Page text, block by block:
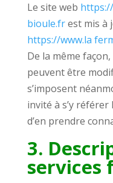
Le site web
bioule.frest mis à
https://www.la
De la même
peuvent être
s’imposent
invité à s’y
d’en prendre
3.
services